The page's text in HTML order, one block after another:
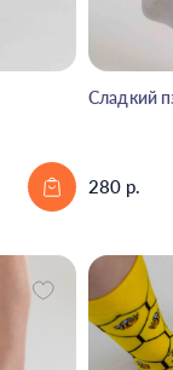
Сладкий
280 р.